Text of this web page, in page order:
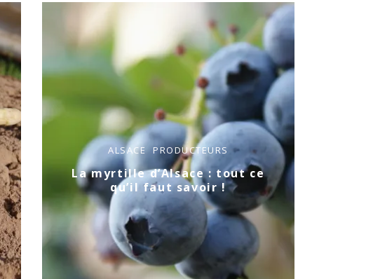
ALSACE PRODUCTEURS
La myrtille d’Alsace : tout ce
qu’il faut savoir !